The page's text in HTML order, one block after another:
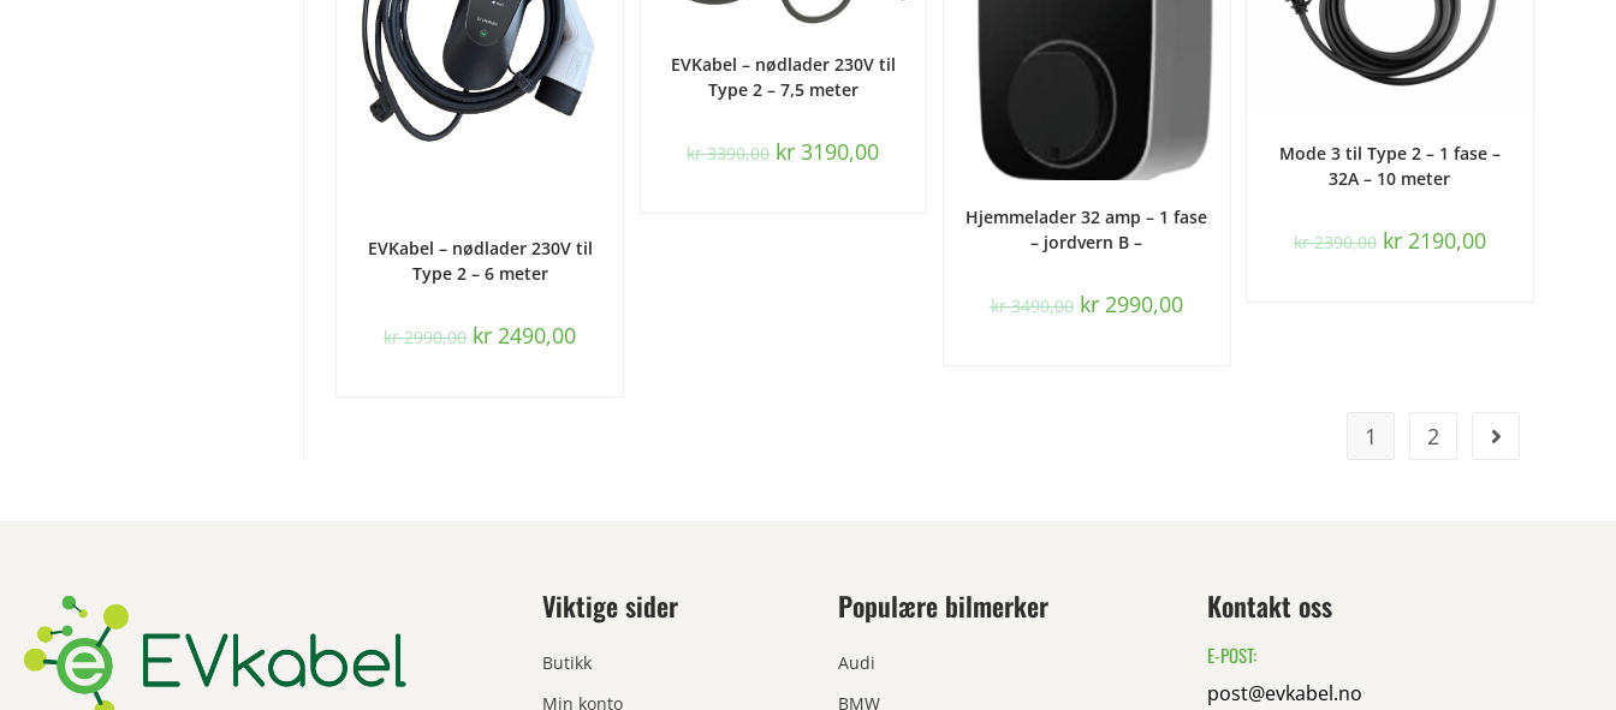
EVKabel – nødlader 230V til
Type 2 – 6 meter
kr2990,00 kr 2490,00
EVKabel – nødlader 230V til
Type 2 – 7,5 meter
kr3390,00 kr 3190,00
Hjemmelader 32 amp – 1 fase
– jordvern B –
kr3490,00 kr2990,00
Mode 3 til Type 2 – 1 fase –
32A – 10 meter
kr2390,00 kr2190,00
1 2
Viktige sider
Butikk
Min konto
Populære bilmerker
Audi
BMW
Kontakt oss
E-POST:
post@evkabel.no